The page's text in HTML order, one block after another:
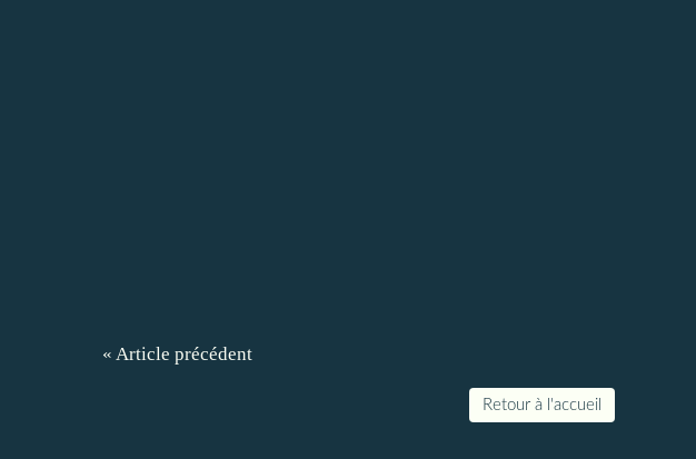
« Article précédent
Retour à l'accueil